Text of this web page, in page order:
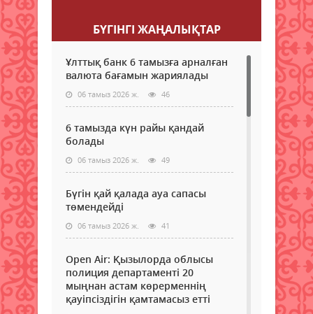
БҮГІНГI ЖАҢАЛЫҚТАР
Ұлттық банк 6 тамызға арналған
валюта бағамын жариялады
06 тамыз 2026 ж. 46
6 тамызда күн райы қандай
болады
06 тамыз 2026 ж. 49
Бүгін қай қалада ауа сапасы
төмендейді
06 тамыз 2026 ж. 41
Open Air: Қызылорда облысы
полиция департаменті 20
мыңнан астам көрерменнің
қауіпсіздігін қамтамасыз етті